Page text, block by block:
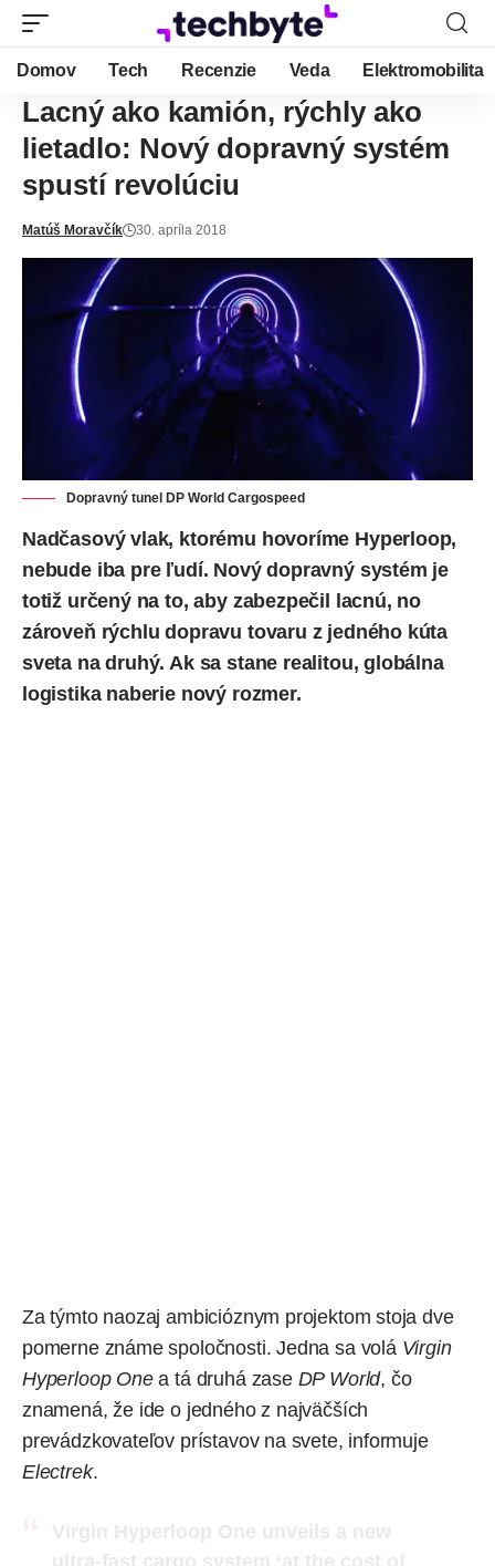
Domov Tech Recenzie Veda Elektromobilita
Lacný ako kamión, rýchly ako
lietadlo: Nový dopravný systém
spustí revolúciu
Matúš Moravčík 30. apríla 2018
Dopravný tunel DP World Cargospeed
Nadčasový vlak, ktorému hovoríme Hyperloop,
nebude iba pre ľudí. Nový dopravný systém je
totiž určený na to, aby zabezpečil lacnú, no
zároveň rýchlu dopravu tovaru z jedného kúta
sveta na druhý. Ak sa stane realitou, globálna
logistika naberie nový rozmer.
Za týmto naozaj ambicióznym projektom stoja dve
pomerne známe spoločnosti. Jedna sa volá Virgin
Hyperloop Onea tá druhá zase DP World, čo
znamená, že ide o jedného z najväčších
prevádzkovateľov prístavov na svete, informuje
Electrek.